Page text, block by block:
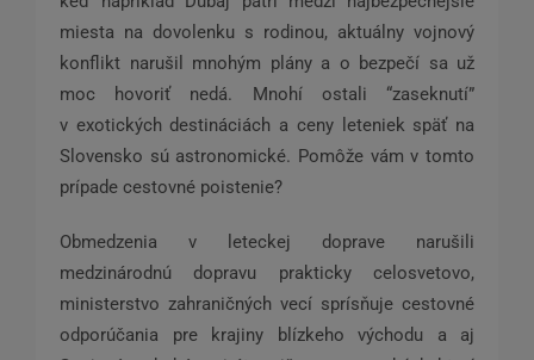
miesta na dovolenku s rodinou, aktuálny vojnový
konflikt narušil mnohým plány a o bezpečí sa už
moc hovoriť nedá. Mnohí ostali “zaseknutí”
v exotických destináciách a ceny leteniek späť na
Slovensko sú astronomické. Pomôže vám v tomto
prípade cestovné poistenie?
Obmedzenia v leteckej doprave narušili
medzinárodnú dopravu prakticky celosvetovo,
ministerstvo zahraničných vecí sprísňuje cestovné
odporúčania pre krajiny blízkeho východu a aj